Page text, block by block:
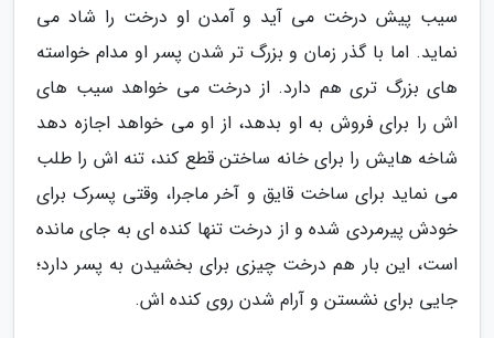
سیب پیش درخت می آید و آمدن او درخت را شاد می
نماید. اما با گذر زمان و بزرگ تر شدن پسر او مدام خواسته
های بزرگ تری هم دارد. از درخت می خواهد سیب های
اش را برای فروش به او بدهد، از او می خواهد اجازه دهد
شاخه هایش را برای خانه ساختن قطع کند، تنه اش را طلب
می نماید برای ساخت قایق و آخر ماجرا، وقتی پسرک برای
خودش پیرمردی شده و از درخت تنها کنده ای به جای مانده
است، این بار هم درخت چیزی برای بخشیدن به پسر دارد؛
جایی برای نشستن و آرام شدن روی کنده اش.